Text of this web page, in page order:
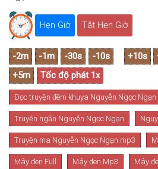
Hẹn Giờ Tắt Hẹn Giờ
Đọc truyện đêm khuya Nguyễn Ngọc Ngạn
Truyện ngắn Nguyễn Ngọc Ngạn
Truyện ma Nguyễn Ngọc Ngạn mp3
Mây đen Full Mây đen Mp3 Mây